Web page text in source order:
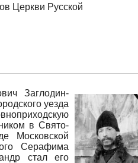
Церкви Русской
Заглодин-
уезда
в Свято-
Московской
Серафима
стал его